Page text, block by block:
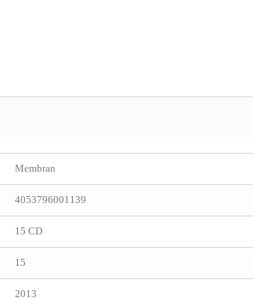
Membran
4053796001139
15 CD
15
2013